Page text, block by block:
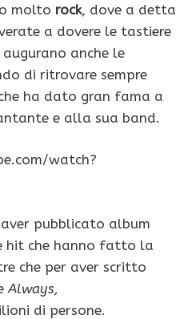
molto rock, dove a detta
a dovere le tastiere
anche le
di ritrovare sempre
ha dato gran fama a
e alla sua band.
watch?
pubblicato album
hit che hanno fatto la
che per aver scritto
Always,
di persone.